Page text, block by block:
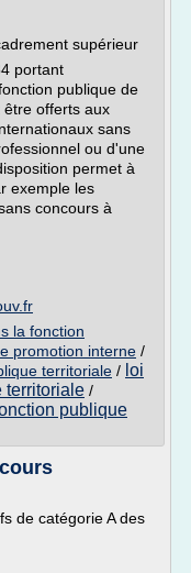
supérieur
portant
publique de
être offerts aux
sans
ou d'une
permet à
exemple les
concours à
la fonction
promotion interne /
territoriale / loi
territoriale /
publique
de catégorie A des